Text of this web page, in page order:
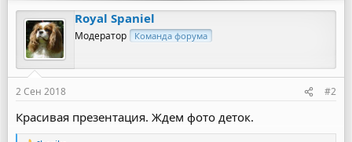
а
к
и
и
:
Royal Spaniel
Модератор Команда форума
2 Сен 2018 #2
Красивая презентация. Ждем фото деток.